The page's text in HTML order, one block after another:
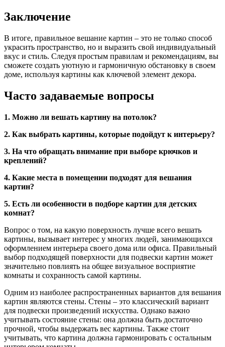
Заключение
В итоге, правильное вешание картин – это не только способ
украсить пространство, но и выразить свой индивидуальный
вкус и стиль. Следуя простым правилам и рекомендациям, вы
сможете создать уютную и гармоничную обстановку в своем
доме, используя картины как ключевой элемент декора.
Часто задаваемые вопросы
1. Можно ли вешать картину на потолок?
2. Как выбрать картины, которые подойдут к интерьеру?
3. На что обращать внимание при выборе крючков и
креплений?
4. Какие места в помещении подходят для вешания
картин?
5. Есть ли особенности в подборе картин для детских
комнат?
Вопрос о том, на какую поверхность лучше всего вешать
картины, вызывает интерес у многих людей, занимающихся
оформлением интерьера своего дома или офиса. Правильный
выбор подходящей поверхности для подвески картин может
значительно повлиять на общее визуальное восприятие
комнаты и сохранность самой картины.
Одним из наиболее распространенных вариантов для вешания
картин являются стены. Стены – это классический вариант
для подвески произведений искусства. Однако важно
учитывать состояние стены: она должна быть достаточно
прочной, чтобы выдержать вес картины. Также стоит
учитывать, что картина должна гармонировать с остальным